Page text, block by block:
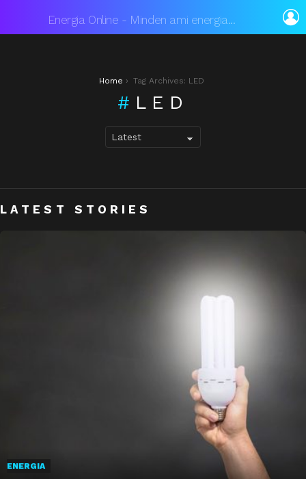
Energia Online - Minden ami energia...
Home Tag Archives: LED
LED
LATEST STORIES
ENERGIA